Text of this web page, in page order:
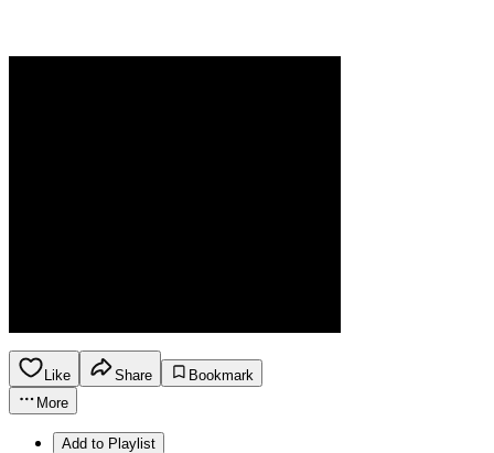
Like Share
Bookmark
More
Add to Playlist